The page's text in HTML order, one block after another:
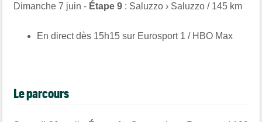
Dimanche 7 juin - Étape 9 : Saluzzo › Saluzzo / 145 km
En direct dès 15h15 sur Eurosport 1 / HBO Max
Le parcours